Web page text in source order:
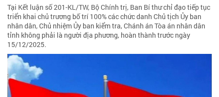
Tại Kết luận số 201-KL/TW, Bộ Chính trị, Ban Bí thư chỉ đạo tiếp tục
triển khai chủ trương bố trí 100% các chức danh Chủ tịch Ủy ban
nhân dân, Chủ nhiệm Ủy ban kiểm tra, Chánh án Tòa án nhân dân
tỉnh không phải là người địa phương, hoàn thành trước ngày
15/12/2025.